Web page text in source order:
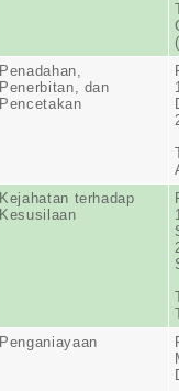
Penadahan,
Penerbitan, dan
Pencetakan
Kejahatan terhadap
Kesusilaan
Penganiayaan